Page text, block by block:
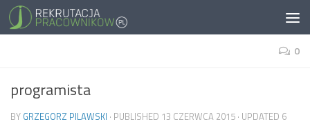
0
programista
BY GRZEGORZ PILAWSKI · PUBLISHED 13 CZERWCA 2015 · UPDATED 6